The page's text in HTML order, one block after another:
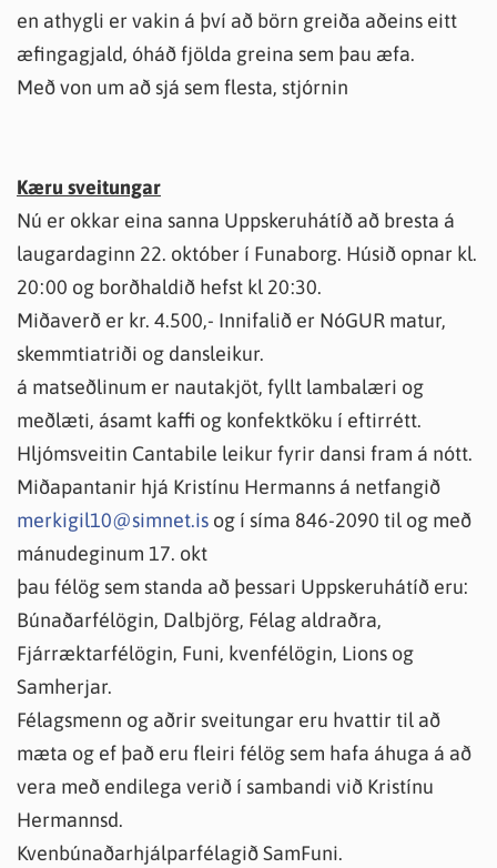
en athygli er vakin á því að börn greiða aðeins eitt
æfingagjald, óháð fjölda greina sem þau æfa.
Með von um að sjá sem flesta, stjórnin
Kæru sveitungar
Nú er okkar eina sanna Uppskeruhátíð að bresta á
laugardaginn 22. október í Funaborg. Húsið opnar kl.
20:00 og borðhaldið hefst kl 20:30.
Miðaverð er kr. 4.500,- Innifalið er NóGUR matur,
skemmtiatriði og dansleikur.
á matseðlinum er nautakjöt, fyllt lambalæri og
meðlæti, ásamt kaffi og konfektköku í eftirrétt.
Hljómsveitin Cantabile leikur fyrir dansi fram á nótt.
Miðapantanir hjá Kristínu Hermanns á netfangið
merkigil10@simnet.is og í síma 846-2090 til og með
mánudeginum 17. okt
þau félög sem standa að þessari Uppskeruhátíð eru:
Búnaðarfélögin, Dalbjörg, Félag aldraðra,
Fjárræktarfélögin, Funi, kvenfélögin, Lions og
Samherjar.
Félagsmenn og aðrir sveitungar eru hvattir til að
mæta og ef það eru fleiri félög sem hafa áhuga á að
vera með endilega verið í sambandi við Kristínu
Hermannsd.
Kvenbúnaðarhjálparfélagið SamFuni.